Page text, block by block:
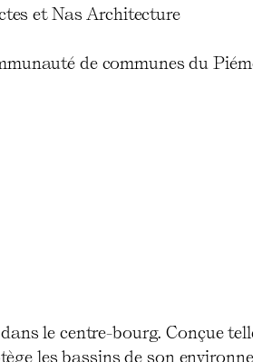
et Nas Architecture
de communes du
le centre-bourg. Conçue
les bassins de son